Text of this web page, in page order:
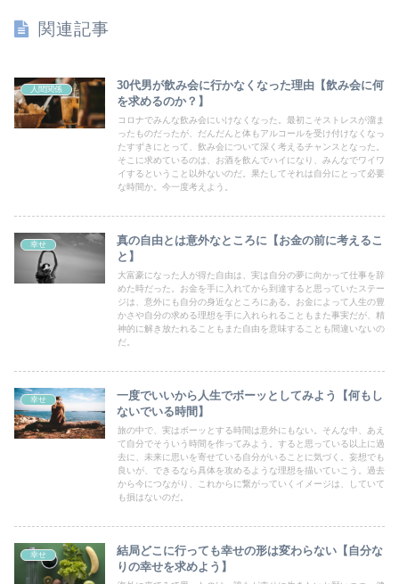
関連記事
人間関係
30代男が飲み会に行かなくなった理由【飲み会に何
を求めるのか？】
コロナでみんな飲み会にいけなくなった。最初こそストレスが溜ま
ったものだったが、だんだんと体もアルコールを受け付けなくなっ
たすずきにとって、飲み会について深く考えるチャンスとなった。
そこに求めているのは、お酒を飲んでハイになり、みんなでワイワ
イするということ以外ないのだ。果たしてそれは自分にとって必要
な時間か。今一度考えよう。
幸せ
真の自由とは意外なところに【お金の前に考えるこ
と】
大富豪になった人が得た自由は、実は自分の夢に向かって仕事を辞
めた時だった。お金を手に入れてから到達すると思っていたステー
ジは、意外にも自分の身近なところにある。お金によって人生の豊
かさや自分の求める理想を手に入れられることもまた事実だが、精
神的に解き放たれることもまた自由を意味することも間違いないの
だ。
幸せ
一度でいいから人生でボーッとしてみよう【何もし
ないでいる時間】
旅の中で、実はボーッとする時間は意外にもない。そんな中、あえ
て自分でそういう時間を作ってみよう。すると思っている以上に過
去に、未来に思いを寄せている自分がいることに気づく。妄想でも
良いが、できるなら具体を攻めるような理想を描いていこう。過去
から今につながり、これからに繋がっていくイメージは、していて
も損はないのだ。
幸せ
結局どこに行っても幸せの形は変わらない【自分な
りの幸せを求めよう】